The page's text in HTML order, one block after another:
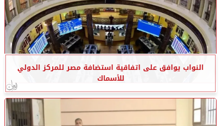
النواب يوافق على اتفاقية استضافة مصر للمركز الدولي
للأسماك